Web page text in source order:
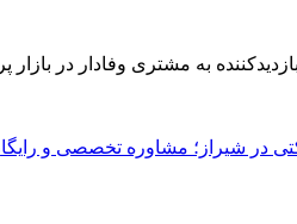
به مشتری وفادار در